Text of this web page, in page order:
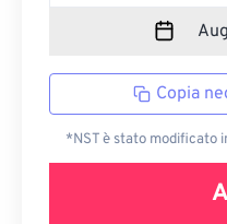
Copia
*NST è stato modificato